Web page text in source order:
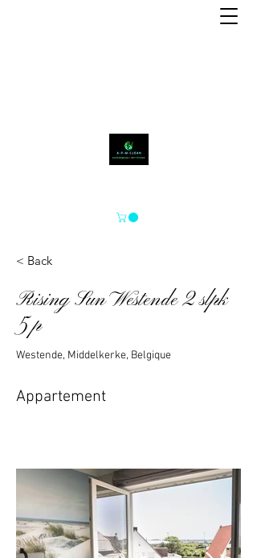
< Back
Rising Sun Westende 2 slpk
5 p
Westende, Middelkerke, Belgique
Appartement